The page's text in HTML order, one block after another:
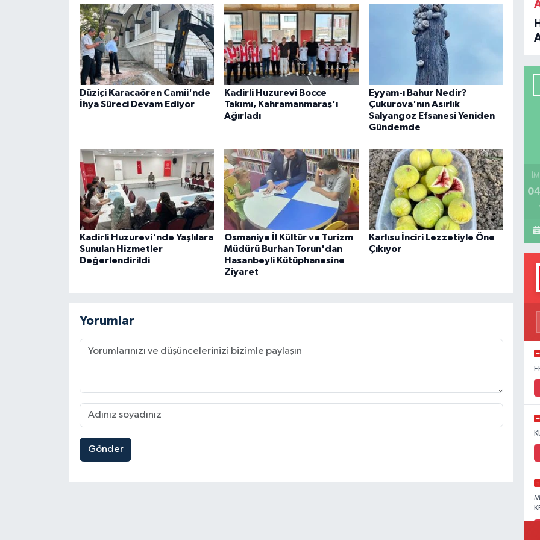
Düziçi Karacaören Camii'nde
İhya Süreci Devam Ediyor
Kadirli Huzurevi Bocce
Takımı, Kahramanmaraş'ı
Ağırladı
Eyyam-ı Bahur Nedir?
Çukurova'nın Asırlık
Salyangoz Efsanesi Yeniden
Gündemde
Kadirli Huzurevi'nde Yaşlılara
Sunulan Hizmetler
Değerlendirildi
Osmaniye İl Kültür ve Turizm
Müdürü Burhan Torun'dan
Hasanbeyli Kütüphanesine
Ziyaret
Karlısu İnciri Lezzetiyle Öne
Çıkıyor
Yorumlar
Gönder